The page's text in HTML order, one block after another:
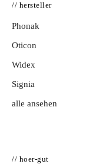
// hersteller
Phonak
Oticon
Widex
Signia
alle ansehen
// hoer-gut